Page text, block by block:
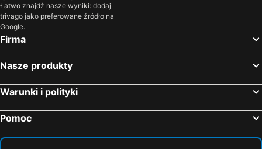
Leverano, luxury hotels
Monteroni di Lecce, luxury hotels
Palmariggi, luxury hotels
Spongano, luxury hotels
Lizzanello, luxury hotels
Acquarica del Capo, luxury hotels
Łatwo znajdź nasze wyniki: dodaj
trivago jako preferowane źródło na
Google.
Firma
Nasze produkty
Warunki i polityki
Pomoc